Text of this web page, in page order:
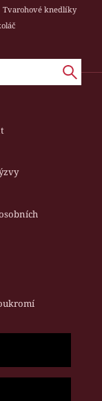
Tvarohové knedlíky